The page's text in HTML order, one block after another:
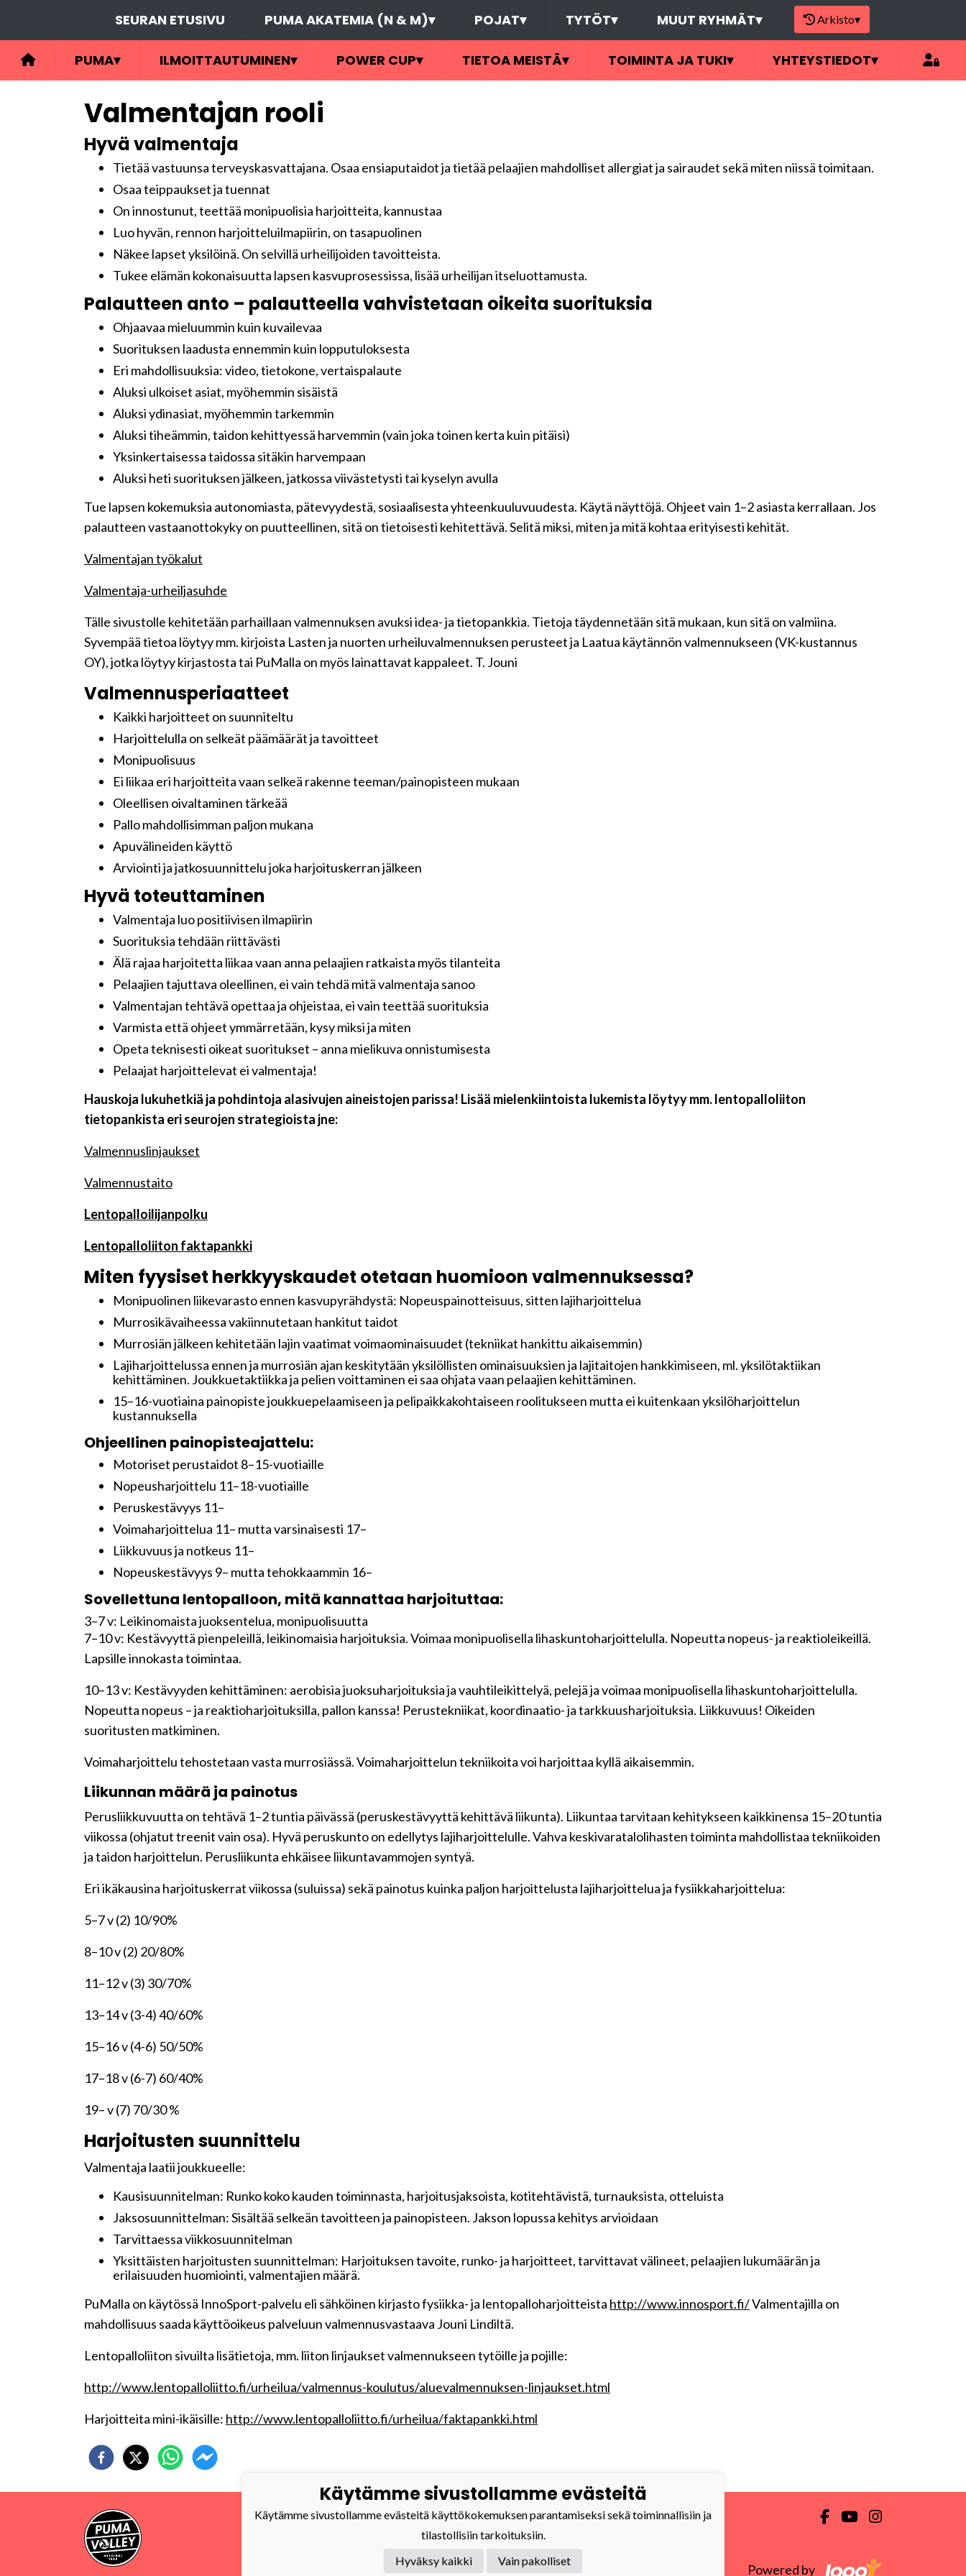
SEURAN ETUSIVU PUMA AKATEMIA (N & M)▾ POJAT▾ TYTÖT▾ MUUT RYHMÄT▾ Arkisto▾
PUMA▾ ILMOITTAUTUMINEN▾ POWER CUP▾ TIETOA MEISTÄ▾ TOIMINTA JA TUKI▾ YHTEYSTIEDOT▾
Valmentajan rooli
Hyvä valmentaja
Tietää vastuunsa terveyskasvattajana. Osaa ensiaputaidot ja tietää pelaajien mahdolliset allergiat ja sairaudet sekä miten niissä toimitaan.
Osaa teippaukset ja tuennat
On innostunut, teettää monipuolisia harjoitteita, kannustaa
Luo hyvän, rennon harjoitteluilmapiirin, on tasapuolinen
Näkee lapset yksilöinä. On selvillä urheilijoiden tavoitteista.
Tukee elämän kokonaisuutta lapsen kasvuprosessissa, lisää urheilijan itseluottamusta.
Palautteen anto – palautteella vahvistetaan oikeita suorituksia
Ohjaavaa mieluummin kuin kuvailevaa
Suorituksen laadusta ennemmin kuin lopputuloksesta
Eri mahdollisuuksia: video, tietokone, vertaispalaute
Aluksi ulkoiset asiat, myöhemmin sisäistä
Aluksi ydinasiat, myöhemmin tarkemmin
Aluksi tiheämmin, taidon kehittyessä harvemmin (vain joka toinen kerta kuin pitäisi)
Yksinkertaisessa taidossa sitäkin harvempaan
Aluksi heti suorituksen jälkeen, jatkossa viivästetysti tai kyselyn avulla
Tue lapsen kokemuksia autonomiasta, pätevyydestä, sosiaalisesta yhteenkuuluvuudesta. Käytä näyttöjä. Ohjeet vain 1–2 asiasta kerrallaan. Jos
palautteen vastaanottokyky on puutteellinen, sitä on tietoisesti kehitettävä. Selitä miksi, miten ja mitä kohtaa erityisesti kehität.
Valmentajan työkalut
Valmentaja-urheiljasuhde
Tälle sivustolle kehitetään parhaillaan valmennuksen avuksi idea- ja tietopankkia. Tietoja täydennetään sitä mukaan, kun sitä on valmiina.
Syvempää tietoa löytyy mm. kirjoista Lasten ja nuorten urheiluvalmennuksen perusteet ja Laatua käytännön valmennukseen (VK-kustannus
OY), jotka löytyy kirjastosta tai PuMalla on myös lainattavat kappaleet. T. Jouni
Valmennusperiaatteet
Kaikki harjoitteet on suunniteltu
Harjoittelulla on selkeät päämäärät ja tavoitteet
Monipuolisuus
Ei liikaa eri harjoitteita vaan selkeä rakenne teeman/painopisteen mukaan
Oleellisen oivaltaminen tärkeää
Pallo mahdollisimman paljon mukana
Apuvälineiden käyttö
Arviointi ja jatkosuunnittelu joka harjoituskerran jälkeen
Hyvä toteuttaminen
Valmentaja luo positiivisen ilmapiirin
Suorituksia tehdään riittävästi
Älä rajaa harjoitetta liikaa vaan anna pelaajien ratkaista myös tilanteita
Pelaajien tajuttava oleellinen, ei vain tehdä mitä valmentaja sanoo
Valmentajan tehtävä opettaa ja ohjeistaa, ei vain teettää suorituksia
Varmista että ohjeet ymmärretään, kysy miksi ja miten
Opeta teknisesti oikeat suoritukset – anna mielikuva onnistumisesta
Pelaajat harjoittelevat ei valmentaja!
Hauskoja lukuhetkiä ja pohdintoja alasivujen aineistojen parissa! Lisää mielenkiintoista lukemista löytyy mm. lentopalloliiton
tietopankista eri seurojen strategioista jne:
Valmennuslinjaukset
Valmennustaito
Lentopalloilijanpolku
Lentopalloliiton faktapankki
Miten fyysiset herkkyyskaudet otetaan huomioon valmennuksessa?
Monipuolinen liikevarasto ennen kasvupyrähdystä: Nopeuspainotteisuus, sitten lajiharjoittelua
Murrosikävaiheessa vakiinnutetaan hankitut taidot
Murrosiän jälkeen kehitetään lajin vaatimat voimaominaisuudet (tekniikat hankittu aikaisemmin)
Lajiharjoittelussa ennen ja murrosiän ajan keskitytään yksilöllisten ominaisuuksien ja lajitaitojen hankkimiseen, ml. yksilötaktiikan
kehittäminen. Joukkuetaktiikka ja pelien voittaminen ei saa ohjata vaan pelaajien kehittäminen.
15–16-vuotiaina painopiste joukkuepelaamiseen ja pelipaikkakohtaiseen roolitukseen mutta ei kuitenkaan yksilöharjoittelun
kustannuksella
Ohjeellinen painopisteajattelu:
Motoriset perustaidot 8–15-vuotiaille
Nopeusharjoittelu 11–18-vuotiaille
Peruskestävyys 11–
Voimaharjoittelua 11– mutta varsinaisesti 17–
Liikkuvuus ja notkeus 11–
Nopeuskestävyys 9– mutta tehokkaammin 16–
Sovellettuna lentopalloon, mitä kannattaa harjoituttaa:
3–7 v: Leikinomaista juoksentelua, monipuolisuutta
7–10 v: Kestävyyttä pienpeleillä, leikinomaisia harjoituksia. Voimaa monipuolisella lihaskuntoharjoittelulla. Nopeutta nopeus- ja reaktioleikeillä.
Lapsille innokasta toimintaa.
10–13 v: Kestävyyden kehittäminen: aerobisia juoksuharjoituksia ja vauhtileikittelyä, pelejä ja voimaa monipuolisella lihaskuntoharjoittelulla.
Nopeutta nopeus – ja reaktioharjoituksilla, pallon kanssa! Perustekniikat, koordinaatio- ja tarkkuusharjoituksia. Liikkuvuus! Oikeiden
suoritusten matkiminen.
Voimaharjoittelu tehostetaan vasta murrosiässä. Voimaharjoittelun tekniikoita voi harjoittaa kyllä aikaisemmin.
Liikunnan määrä ja painotus
Perusliikkuvuutta on tehtävä 1–2 tuntia päivässä (peruskestävyyttä kehittävä liikunta). Liikuntaa tarvitaan kehitykseen kaikkinensa 15–20 tuntia
viikossa (ohjatut treenit vain osa). Hyvä peruskunto on edellytys lajiharjoittelulle. Vahva keskivaratalolihasten toiminta mahdollistaa tekniikoiden
ja taidon harjoittelun. Perusliikunta ehkäisee liikuntavammojen syntyä.
Eri ikäkausina harjoituskerrat viikossa (suluissa) sekä painotus kuinka paljon harjoittelusta lajiharjoittelua ja fysiikkaharjoittelua:
5–7 v (2) 10/90%
8–10 v (2) 20/80%
11–12 v (3) 30/70%
13–14 v (3-4) 40/60%
15–16 v (4-6) 50/50%
17–18 v (6-7) 60/40%
19– v (7) 70/30 %
Harjoitusten suunnittelu
Valmentaja laatii joukkueelle:
Kausisuunnitelman: Runko koko kauden toiminnasta, harjoitusjaksoista, kotitehtävistä, turnauksista, otteluista
Jaksosuunnittelman: Sisältää selkeän tavoitteen ja painopisteen. Jakson lopussa kehitys arvioidaan
Tarvittaessa viikkosuunnitelman
Yksittäisten harjoitusten suunnittelman: Harjoituksen tavoite, runko- ja harjoitteet, tarvittavat välineet, pelaajien lukumäärän ja
erilaisuuden huomiointi, valmentajien määrä.
PuMalla on käytössä InnoSport-palvelu eli sähköinen kirjasto fysiikka- ja lentopalloharjoitteista http://www.innosport.fi/Valmentajilla on
mahdollisuus saada käyttöoikeus palveluun valmennusvastaava Jouni Lindiltä.
Lentopalloliiton sivuilta lisätietoja, mm. liiton linjaukset valmennukseen tytöille ja pojille:
http://www.lentopalloliitto.fi/urheilua/valmennus-koulutus/aluevalmennuksen-linjaukset.html
Harjoitteita mini-ikäisille: http://www.lentopalloliitto.fi/urheilua/faktapankki.html
PuMa-Volley ry
puma@puma-volley.fi
Linkki muihin yhteystietoihin
Powered by
Käytämme sivustollamme evästeitä
Käytämme sivustollamme evästeitä käyttökokemuksen parantamiseksi sekä toiminnallisiin ja
tilastollisiin tarkoituksiin.
Hyväksy kaikki
Vain pakolliset